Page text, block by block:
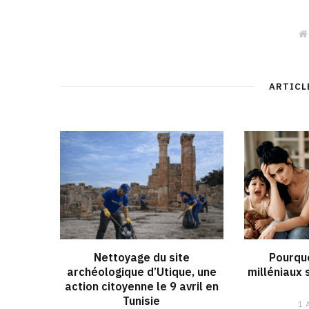
Nettoyage du site
archéologique d’Utique, une
action citoyenne le 9 avril en
Tunisie
milléniaux
1